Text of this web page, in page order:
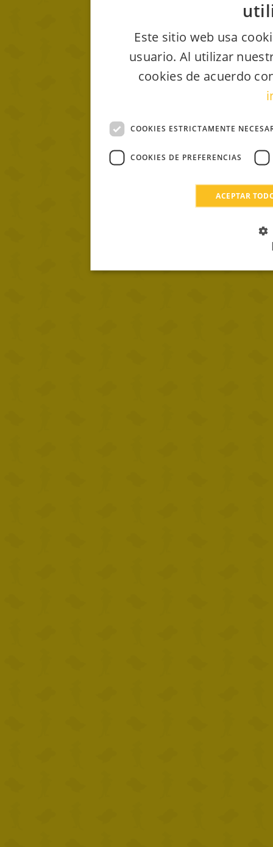
Este sitio web usa
usuario. Al utilizar
cookies de acuerdo
COOKIES ESTRICTAMENTE
COOKIES DE PREFERENCIAS
ACEPTAR